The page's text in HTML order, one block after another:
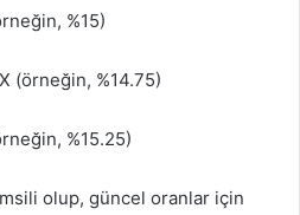
%15)
(örneğin, %14.75)
%15.25)
olup, güncel oranlar için